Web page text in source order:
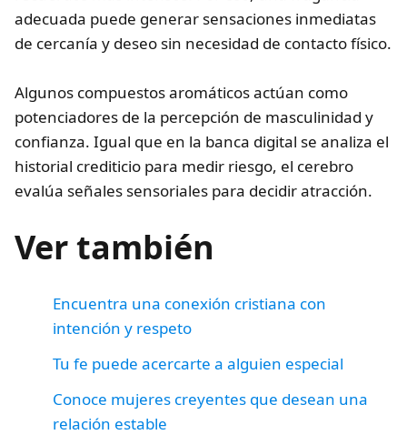
adecuada puede generar sensaciones inmediatas
de cercanía y deseo sin necesidad de contacto físico.
Algunos compuestos aromáticos actúan como
potenciadores de la percepción de masculinidad y
confianza. Igual que en la banca digital se analiza el
historial crediticio para medir riesgo, el cerebro
evalúa señales sensoriales para decidir atracción.
Ver también
Encuentra una conexión cristiana con
intención y respeto
Tu fe puede acercarte a alguien especial
Conoce mujeres creyentes que desean una
relación estable